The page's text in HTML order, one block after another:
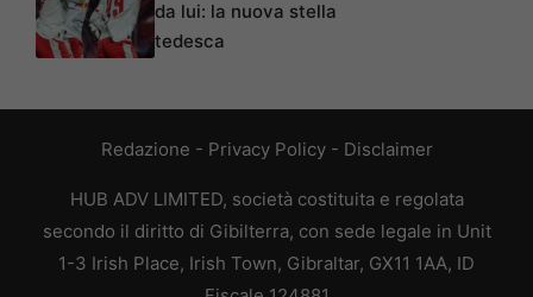
da lui: la nuova stella
tedesca
Redazione - Privacy Policy- Disclaimer
HUB ADV LIMITED, società costituita e regolata
secondo il diritto di Gibilterra, con sede legale in Unit
1-3 Irish Place, Irish Town, Gibraltar, GX11 1AA, ID